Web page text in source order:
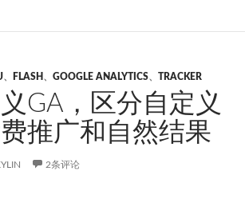
、 FLASH 、 GOOGLE ANALYTICS、 TRACKER
GA，区分自定义
推广和自然结果
2条评论